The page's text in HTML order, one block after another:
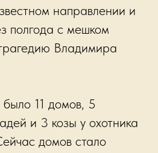
направлении и
полгода с мешком
Владимира
11 домов, 5
и 3 козы у охотника
домов стало